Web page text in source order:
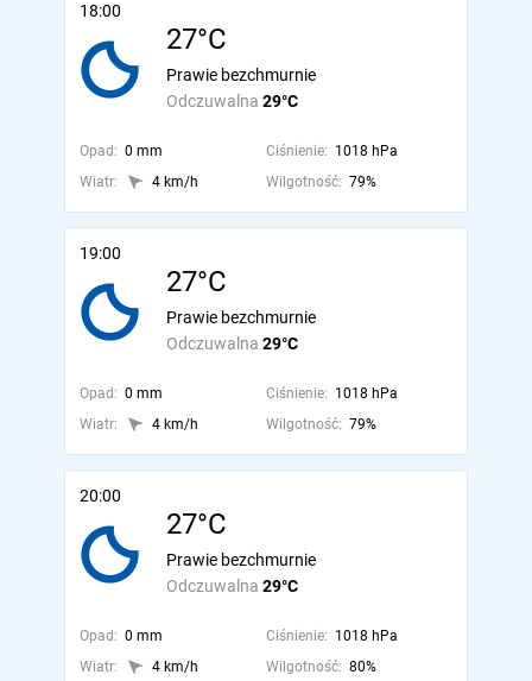
18:00
27°C
Odczuwalna 29°C
Prawie bezchmurnie
Opad: 0 mm Ciśnienie: 1018 hPa
Wiatr:
4 km/h Wilgotność: 79%
19:00
27°C
Odczuwalna 29°C
Prawie bezchmurnie
Opad: 0 mm Ciśnienie: 1018 hPa
Wiatr:
4 km/h Wilgotność: 79%
20:00
27°C
Odczuwalna 29°C
Prawie bezchmurnie
Opad: 0 mm Ciśnienie: 1018 hPa
Wiatr:
4 km/h Wilgotność: 80%